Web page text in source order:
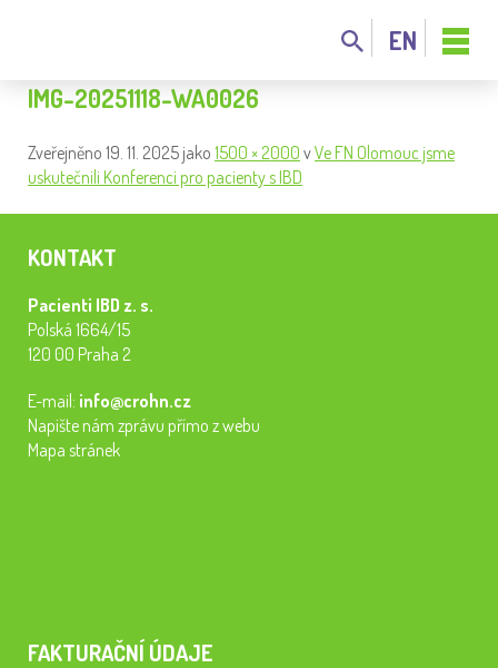
EN
IMG-20251118-WA0026
Zveřejněno 19. 11. 2025 jako 1500 × 2000 vVe FN Olomouc jsme
uskutečnili Konferenci pro pacienty s IBD
KONTAKT
Pacienti IBD z. s.
Polská 1664/15
120 00 Praha 2
E-mail: info@crohn.cz
Napište nám zprávu přímo z webu
Mapa stránek
FAKTURAČNÍ ÚDAJE